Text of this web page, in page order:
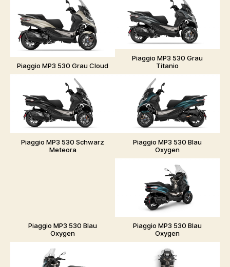
Piaggio MP3 530 Grau Cloud
Piaggio MP3 530 Grau
Titanio
Piaggio MP3 530 Schwarz
Meteora
Piaggio MP3 530 Blau
Oxygen
Piaggio MP3 530 Blau
Oxygen
Piaggio MP3 530 Blau
Oxygen